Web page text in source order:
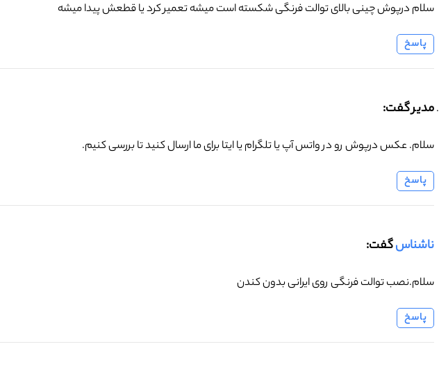
سلام درپوش چینی بالای توالت فرنگی شکسته است میشه تعمیر کرد یا قطعش پیدا میشه
پاسخ
مدیر گفت:
سلام. عکس درپوش رو در واتس آپ یا تلگرام یا ایتا برای ما ارسال کنید تا بررسی کنیم.
پاسخ
ناشناسگفت:
سلام.نصب توالت فرنگی روی ایرانی بدون کندن
پاسخ